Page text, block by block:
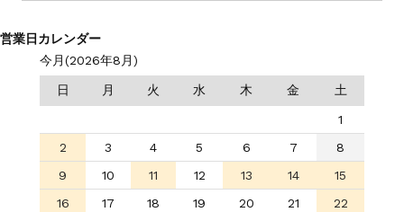
営業日カレンダー
今月(2026年8月)
日 月 火 水 木 金 土
1
2
3 4 5 6 7
8
9
10 11 12 13 14
15
16
17 18 19 20 21
22